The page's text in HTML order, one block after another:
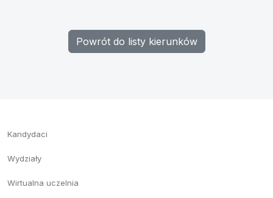
Powrót do listy kierunków
Kandydaci
Wydziały
Wirtualna uczelnia